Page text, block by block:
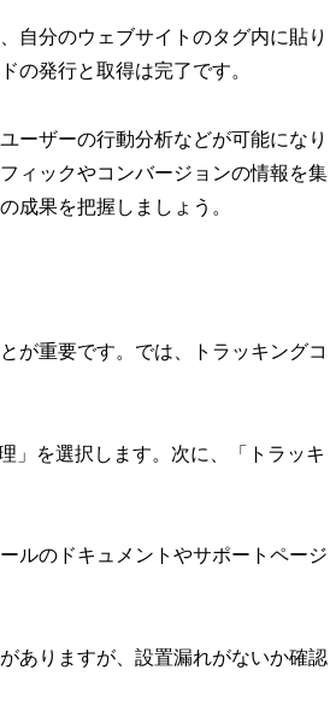
自分のウェブサイトのタグ内に貼り
の発行と取得は完了です。
ーザーの行動分析などが可能になり
ィックやコンバージョンの情報を集
成果を把握しましょう。
が重要です。では、トラッキングコ
」を選択します。次に、「トラッキ
ルのドキュメントやサポートページ
ありますが、設置漏れがないか確認